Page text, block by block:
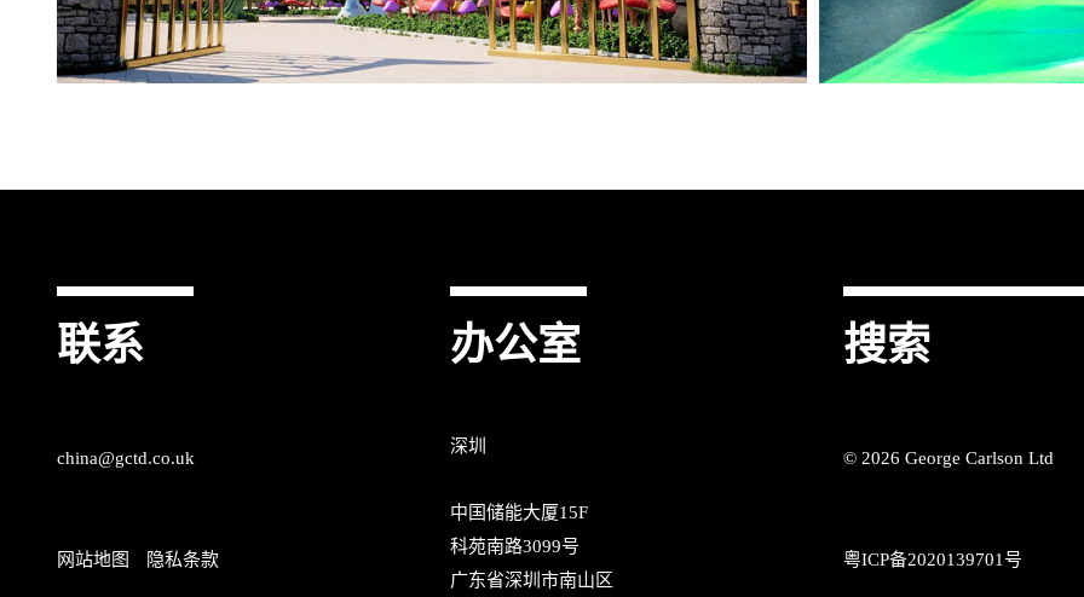
联系
china@gctd.co.uk
网站地图 隐私条款
办公室
深圳
中国储能大厦15F
科苑南路3099号
广东省深圳市南山区
搜索
© 2026 George Carlson Ltd
粤ICP备2020139701号